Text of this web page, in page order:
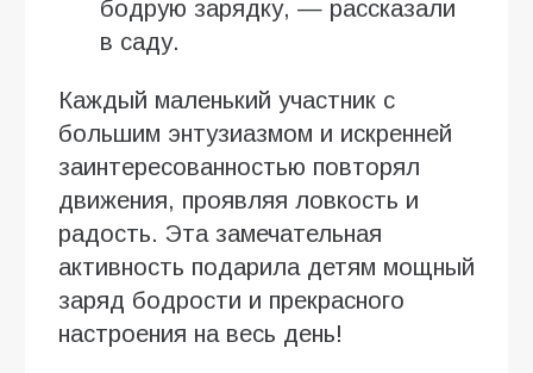
бодрую зарядку, — рассказали
в саду.
Каждый маленький участник с
большим энтузиазмом и искренней
заинтересованностью повторял
движения, проявляя ловкость и
радость. Эта замечательная
активность подарила детям мощный
заряд бодрости и прекрасного
настроения на весь день!